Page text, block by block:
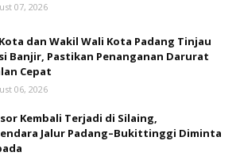
07, 2026
dan Wakil Wali Kota Padang Tinjau
Banjir, Pastikan Penanganan Darurat
Cepat
06, 2026
Kembali Terjadi di Silaing,
Jalur Padang–Bukittinggi Diminta